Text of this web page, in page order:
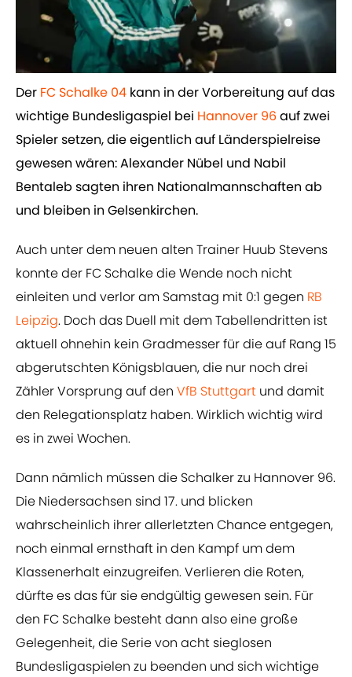
Der ​ FC Schalke 04 kann in der Vorbereitung auf das
wichtige Bundesligaspiel bei ​ Hannover 96auf zwei
Spieler setzen, die eigentlich auf Länderspielreise
gewesen wären: Alexander Nübel und Nabil
Bentaleb sagten ihren Nationalmannschaften ab
und bleiben in Gelsenkirchen.
Auch unter dem neuen alten Trainer Huub Stevens
konnte der FC Schalke die Wende noch nicht
einleiten und verlor am Samstag mit 0:1 gegen ​RB
Leipzig. Doch das Duell mit dem Tabellendritten ist
aktuell ohnehin kein Gradmesser für die auf Rang 15
abgerutschten Königsblauen, die nur noch drei
Zähler Vorsprung auf den ​VfB Stuttgart und damit
den Relegationsplatz haben. Wirklich wichtig wird
es in zwei Wochen.
Dann nämlich müssen die Schalker zu Hannover 96.
Die Niedersachsen sind 17. und blicken
wahrscheinlich ihrer allerletzten Chance entgegen,
noch einmal ernsthaft in den Kampf um dem
Klassenerhalt einzugreifen. Verlieren die Roten,
dürfte es das für sie endgültig gewesen sein. Für
den FC Schalke besteht dann also eine große
Gelegenheit, die Serie von acht sieglosen
Bundesligaspielen zu beenden und sich wichtige